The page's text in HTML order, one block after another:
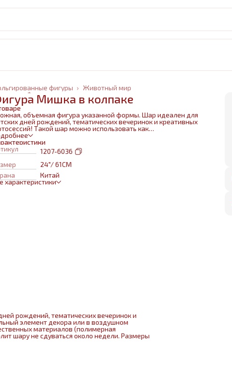
Животный мир
фигуры ›
Фольгированные шары
Мишка в колпаке
объемная фигура указанной формы. Шар идеален для
дней рождений, тематических вечеринок и креативных
Такой шар можно использовать как
элемент декора или в воздушном букете в
с другими шарами и украшениями. Изготовлен из
материалов (полимерная пленка).При надувании
только гелий. Плотная пленка позволит шару не
около недели. Размеры указаны в ненадутом
в надутом на 10-20 % меньше.
1207-6036
24"/ 61CM
Китай
характеристики
рождений, тематических вечеринок и
элемент декора или в воздушном
материалов (полимерная
шару не сдуваться около недели. Размеры